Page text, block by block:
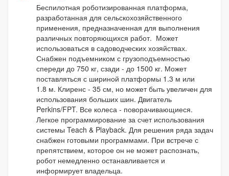
Беспилотная роботизированная платформа,
разработанная для сельскохозяйственного
применения, предназначенная для выполнения
различных повторяющихся работ. Может
использоваться в садоводческих хозяйствах.
Снабжен подъемником с грузоподъемностью
спереди до 750 кг, сзади - до 1500 кг. Может
поставляться с шириной платформы 1.3 м или
1.8 м. Клиренс - 35 см, но может быть увеличен для
использования больших шин. Двигатель
Perkins/FPT. Все колеса - поворачивающиеся.
Легкое программирование за счет использования
системы Teach & Playback. Для решения ряда задач
снабжен готовыми программами. При встрече с
препятствием, которое он не может распознать,
робот немедленно останавливается и
информирует владельца.